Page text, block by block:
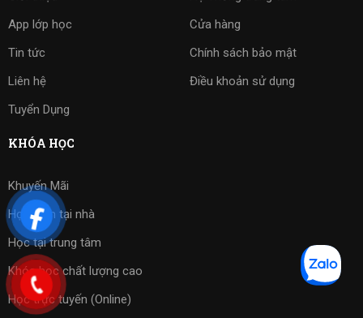
App lớp học
Tin tức
Liên hệ
Tuyển Dụng
Cửa hàng
Chính sách bảo mật
Điều khoản sử dụng
KHÓA HỌC
Khuyến Mãi
Học kèm tại nhà
Học tại trung tâm
Khóa học chất lượng cao
Học trực tuyến (Online)